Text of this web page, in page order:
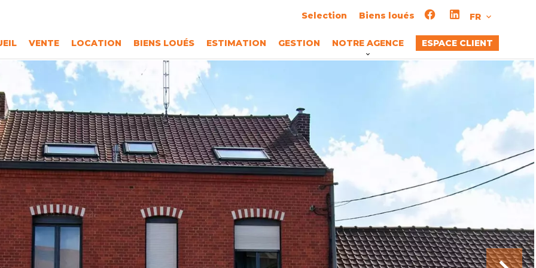
Selection Biens loués FR
VENTE LOCATION BIENS LOUÉS ESTIMATION GESTION NOTRE AGENCE ESPACE CLIENT